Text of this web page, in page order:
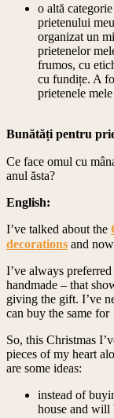
o altă
prietenului
organizat un
prietenelor
frumos, cu
cu fundițe. A
prietenele
Bunătăți pentru
Ce face omul cu
anul ăsta?
English:
I’ve talked about the
decorations and
I’ve always
handmade – that
giving the gift. I’ve
can buy the same for
So, this Christmas
pieces of my heart
are some ideas:
instead of
house and will